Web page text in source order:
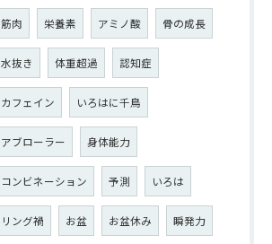
筋肉 栄養素 アミノ酸 骨の成長
水抜き 体重超過 認知症
カフェイン いろはに千鳥
アブローラー 身体能力
コンビネーション 予測 いろは
リング禍 お盆 お盆休み 瞬発力